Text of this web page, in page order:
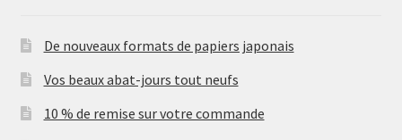
De nouveaux formats de papiers japonais
Vos beaux abat-jours tout neufs
10 % de remise sur votre commande